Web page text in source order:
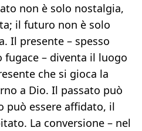
non è solo nostalgia,
il futuro non è solo
Il presente – spesso
– diventa il luogo
che si gioca la
a Dio. Il passato può
può essere affidato, il
La conversione – nel